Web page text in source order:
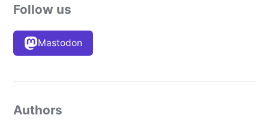
Follow us
Mastodon
Authors